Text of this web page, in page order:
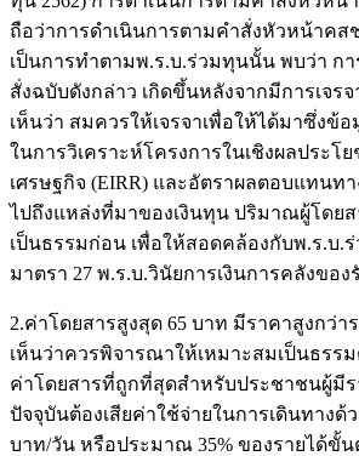
ถือว่าการดำเนินการตามคำสั่งหัวหน้าคส
เป็นการทำตามพ.ร.บ.ร่วมทุนนั้น พบว่า ก
สั่งฉบับดังกล่าว เกิดขึ้นหลังจากมีการเจร
เห็นว่า สมควรให้เจรจาเพื่อให้ได้มาซึ่งข้
ในการวิเคราะห์โครงการในเชิงผลประโ
เศรษฐกิจ (EIRR) และอัตราผลตอบแทนทา
ไปถึงแหล่งที่มาของเงินทุน ปริมาณผู้โดย
เป็นธรรมก่อน เพื่อให้สอดคล้องกับพ.ร.บ.ร่
มาตรา 27 พ.ร.บ.วินัยการเงินการคลังของรั
2.ค่าโดยสารสูงสุด 65 บาท มีราคาสูงกว่า
เห็นว่าควรพิจารณาให้เหมาะสมเป็นธรร
ค่าโดยสารที่ถูกที่สุดสำหรับประชาชนผู้มีร
ปัจจุบันต้องเสียค่าใช้จ่ายในการเดินทางด้
บาท/วัน หรือประมาณ 35% ของรายได้ขั้น